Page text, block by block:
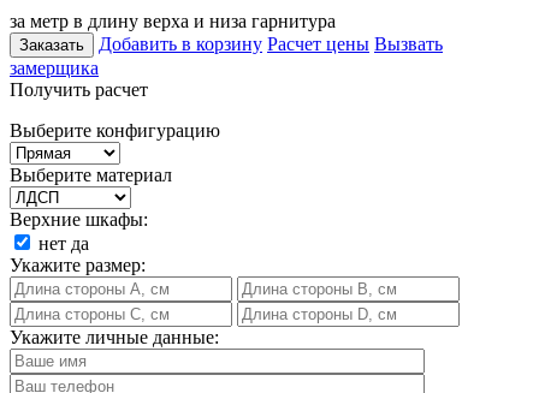
за метр в длину верха и низа гарнитура
Заказать Добавить в корзину Расчет цены Вызвать
замерщика
Получить расчет
Выберите конфигурацию
Выберите материал
Верхние шкафы:
нет да
Укажите размер:
Укажите личные данные: